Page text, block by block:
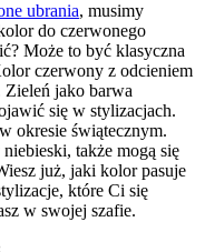
ubrania, musimy
do czerwonego
Może to być klasyczna
czerwony z odcieniem
Zieleń jako barwa
się w stylizacjach.
okresie świątecznym.
także mogą się
już, jaki kolor pasuje
które Ci się
w swojej szafie.